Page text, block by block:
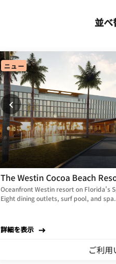
並べ
ニュー
The Westin Cocoa Beach
Oceanfront Westin resort on Florida's
Eight dining outlets, surf pool, and spa.
詳細を表示
ご利